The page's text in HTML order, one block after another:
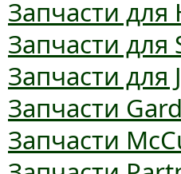
Запчасти для
Запчасти для
Запчасти для
Запчасти
Запчасти